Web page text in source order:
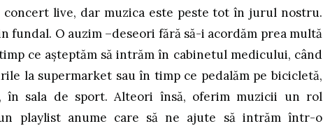
concert live, dar muzica este peste tot în jurul nostru.
fundal. O auzim –deseori fără să-i acordăm prea multă
ce așteptăm să intrăm în cabinetul medicului, când
la supermarket sau în timp ce pedalăm pe bicicletă,
în sala de sport. Alteori însă, oferim muzicii un rol
playlist anume care să ne ajute să intrăm într-o